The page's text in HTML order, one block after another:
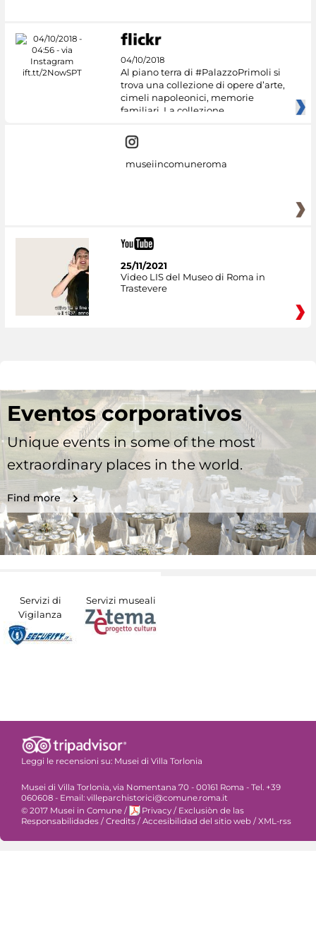
04/10/2018
Al piano terra di #PalazzoPrimoli si
trova una collezione di opere d’arte,
cimeli napoleonici, memorie
familiari. La collezione
museiincomuneroma
25/11/2021
Video LIS del Museo di Roma in
Trastevere
Eventos corporativos
Unique events in some of the most
extraordinary places in the world.
Find more
Servizi di
Vigilanza
Servizi museali
Leggi le recensioni su: Musei di Villa Torlonia
Musei di Villa Torlonia, via Nomentana 70 - 00161 Roma - Tel. +39
060608 - Email: villeparchistorici@comune.roma.it
© 2017 Musei in Comune / Privacy / Exclusiòn de las
Responsabilidades / Credits / Accesibilidad del sitio web / XML-rss